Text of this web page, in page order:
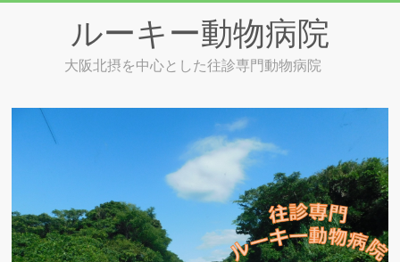
ルーキー動物病院
大阪北摂を中心とした往診専門動物病院